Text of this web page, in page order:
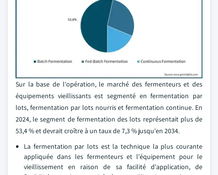
Sur la base de l'opération, le marché des fermenteurs et des
équipements vieillissants est segmenté en fermentation par
lots, fermentation par lots nourris et fermentation continue. En
2024, le segment de fermentation des lots représentait plus de
53,4 % et devrait croître à un taux de 7,3 % jusqu'en 2034.
La fermentation par lots est la technique la plus courante
appliquée dans les fermenteurs et l'équipement pour le
vieillissement en raison de sa facilité d'application, de